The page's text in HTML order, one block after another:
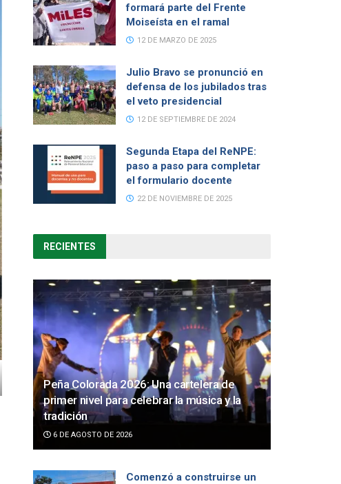
formará parte del Frente
Moiseísta en el ramal
12 DE MARZO DE 2025
Julio Bravo se pronunció en
defensa de los jubilados tras
el veto presidencial
12 DE SEPTIEMBRE DE 2024
Segunda Etapa del ReNPE:
paso a paso para completar
el formulario docente
22 DE NOVIEMBRE DE 2025
RECIENTES
Peña Colorada 2026: Una cartelera de
primer nivel para celebrar la música y la
tradición
6 DE AGOSTO DE 2026
Comenzó a construirse un